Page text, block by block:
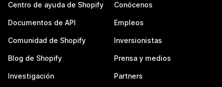
Centro de ayuda de Shopify
Documentos de API
Comunidad de Shopify
Blog de Shopify
Investigación
Conócenos
Empleos
Inversionistas
Prensa y medios
Partners